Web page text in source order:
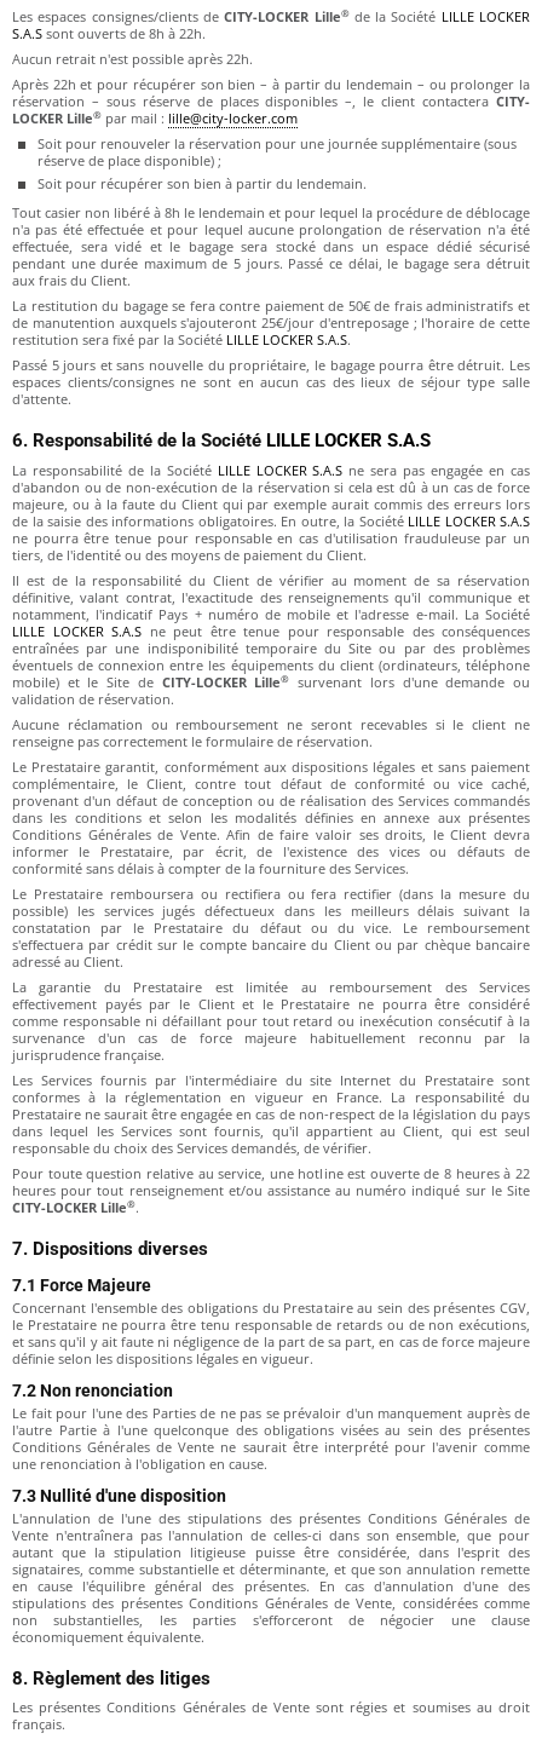
Les espaces consignes/clients deCITY-LOCKER Lille®de la Société LILLE LOCKER
S.A.S sont ouverts de 8h à 22h.
Aucun retrait n'est possible après 22h.
Après 22h et pour récupérer son bien – à partir du lendemain – ou prolonger la
réservation – sous réserve de places disponibles –, le client contactera CITY-
LOCKER Lille® par mail : lille@city-locker.com
Soit pour renouveler la réservation pour une journée supplémentaire (sous
réserve de place disponible) ;
Soit pour récupérer son bien à partir du lendemain.
Tout casier non libéré à 8h le lendemain et pour lequel la procédure de déblocage
n'a pas été effectuée et pour lequel aucune prolongation de réservation n'a été
effectuée, sera vidé et le bagage sera stocké dans un espace dédié sécurisé
pendant une durée maximum de 5 jours. Passé ce délai, le bagage sera détruit
aux frais du Client.
La restitution du bagage se fera contre paiement de 50€ de frais administratifs et
de manutention auxquels s'ajouteront 25€/jour d'entreposage ; l'horaire de cette
restitution sera fixé par la Société LILLE LOCKER S.A.S.
Passé 5 jours et sans nouvelle du propriétaire, le bagage pourra être détruit. Les
espaces clients/consignes ne sont en aucun cas des lieux de séjour type salle
d'attente.
6. Responsabilité de la Société LILLE LOCKER S.A.S
La responsabilité de la Société LILLE LOCKER S.A.S ne sera pas engagée en cas
d'abandon ou de non-exécution de la réservation si cela est dû à un cas de force
majeure, ou à la faute du Client qui par exemple aurait commis des erreurs lors
de la saisie des informations obligatoires. En outre, la Société LILLE LOCKER S.A.S
ne pourra être tenue pour responsable en cas d'utilisation frauduleuse par un
tiers, de l'identité ou des moyens de paiement du Client.
Il est de la responsabilité du Client de vérifier au moment de sa réservation
définitive, valant contrat, l'exactitude des renseignements qu'il communique et
notamment, l'indicatif Pays + numéro de mobile et l'adresse e-mail. La Société
LILLE LOCKER S.A.S ne peut être tenue pour responsable des conséquences
entraînées par une indisponibilité temporaire du Site ou par des problèmes
éventuels de connexion entre les équipements du client (ordinateurs, téléphone
mobile) et le Site de CITY-LOCKER Lille®
survenant lors d'une demande ou
validation de réservation.
Aucune réclamation ou remboursement ne seront recevables si le client ne
renseigne pas correctement le formulaire de réservation.
Le Prestataire garantit, conformément aux dispositions légales et sans paiement
complémentaire, le Client, contre tout défaut de conformité ou vice caché,
provenant d'un défaut de conception ou de réalisation des Services commandés
dans les conditions et selon les modalités définies en annexe aux présentes
Conditions Générales de Vente. Afin de faire valoir ses droits, le Client devra
informer le Prestataire, par écrit, de l'existence des vices ou défauts de
conformité sans délais à compter de la fourniture des Services.
Le Prestataire remboursera ou rectifiera ou fera rectifier (dans la mesure du
possible) les services jugés défectueux dans les meilleurs délais suivant la
constatation par le Prestataire du défaut ou du vice. Le remboursement
s'effectuera par crédit sur le compte bancaire du Client ou par chèque bancaire
adressé au Client.
La garantie du Prestataire est limitée au remboursement des Services
effectivement payés par le Client et le Prestataire ne pourra être considéré
comme responsable ni défaillant pour tout retard ou inexécution consécutif à la
survenance d'un cas de force majeure habituellement reconnu par la
jurisprudence française.
Les Services fournis par l'intermédiaire du site Internet du Prestataire sont
conformes à la réglementation en vigueur en France. La responsabilité du
Prestataire ne saurait être engagée en cas de non-respect de la législation du pays
dans lequel les Services sont fournis, qu'il appartient au Client, qui est seul
responsable du choix des Services demandés, de vérifier.
Pour toute question relative au service, une hotline est ouverte de 8 heures à 22
heures pour tout renseignement et/ou assistance au numéro indiqué sur le Site
CITY-LOCKER Lille®.
7. Dispositions diverses
7.1 Force Majeure
Concernant l'ensemble des obligations du Prestataire au sein des présentes CGV,
le Prestataire ne pourra être tenu responsable de retards ou de non exécutions,
et sans qu'il y ait faute ni négligence de la part de sa part, en cas de force majeure
définie selon les dispositions légales en vigueur.
7.2 Non renonciation
Le fait pour l'une des Parties de ne pas se prévaloir d'un manquement auprès de
l'autre Partie à l'une quelconque des obligations visées au sein des présentes
Conditions Générales de Vente ne saurait être interprété pour l'avenir comme
une renonciation à l'obligation en cause.
7.3 Nullité d'une disposition
L'annulation de l'une des stipulations des présentes Conditions Générales de
Vente n'entraînera pas l'annulation de celles-ci dans son ensemble, que pour
autant que la stipulation litigieuse puisse être considérée, dans l'esprit des
signataires, comme substantielle et déterminante, et que son annulation remette
en cause l'équilibre général des présentes. En cas d'annulation d'une des
stipulations des présentes Conditions Générales de Vente, considérées comme
non substantielles, les parties s'efforceront de négocier une clause
économiquement équivalente.
8. Règlement des litiges
Les présentes Conditions Générales de Vente sont régies et soumises au droit
français.